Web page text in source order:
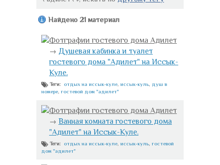
Найдено 21 материал
Фотграфии гостевого дома Адилет
→ Душевая кабинка и туалет
гостевого дома "Адилет" на Иссык-
Куле.
Теги: отдых на иссык-куле иссык-куль душ в
номере гостевой дом "адилет"
Фотграфии гостевого дома Адилет
→ Ванная комната гостевого дома
"Адилет" на Иссык-Куле.
Теги: отдых на иссык-куле иссык-куль гостевой
дом "адилет"